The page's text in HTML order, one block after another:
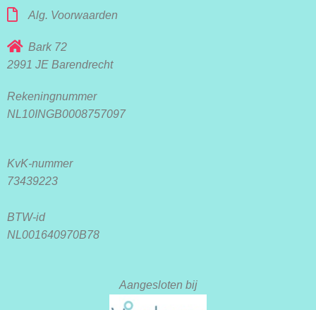
Alg. Voorwaarden
Bark 72
2991 JE Barendrecht
Rekeningnummer
NL10INGB0008757097
KvK-nummer
73439223
BTW-id
NL001640970B78
Aangesloten bij